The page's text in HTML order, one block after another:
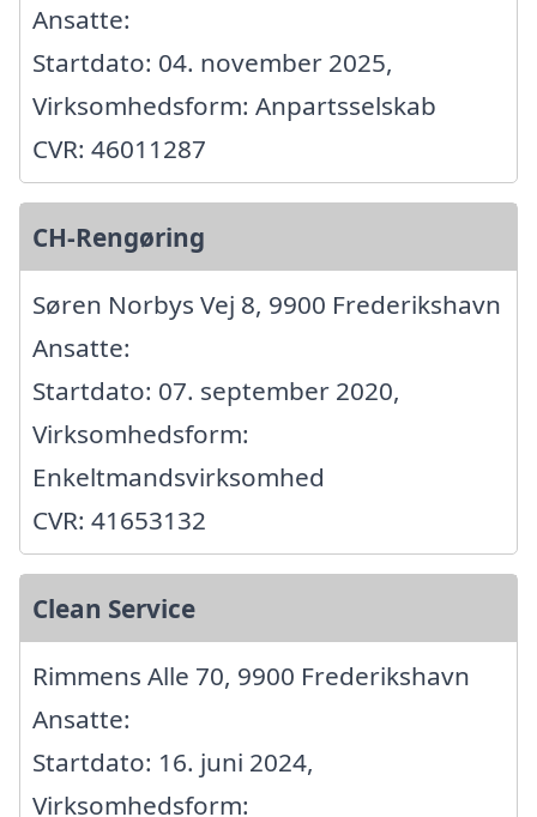
Ansatte:
Startdato: 04. november 2025,
Virksomhedsform: Anpartsselskab
CVR: 46011287
CH-Rengøring
Søren Norbys Vej 8, 9900 Frederikshavn
Ansatte:
Startdato: 07. september 2020,
Virksomhedsform:
Enkeltmandsvirksomhed
CVR: 41653132
Clean Service
Rimmens Alle 70, 9900 Frederikshavn
Ansatte:
Startdato: 16. juni 2024,
Virksomhedsform: